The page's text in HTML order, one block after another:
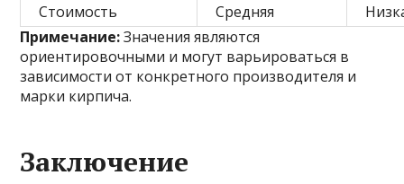
Стоимость
Средняя
Примечание:Значения являются
ориентировочными и могут варьироваться в
зависимости от конкретного производителя и
марки кирпича.
Заключение